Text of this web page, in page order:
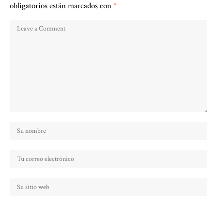
obligatorios están marcados con*